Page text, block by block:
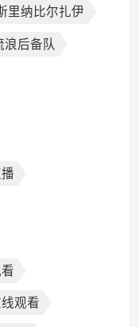
里纳比尔扎伊
浪后备队
观看